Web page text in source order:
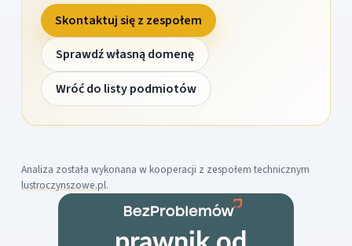
Skontaktuj się z zespołem
Sprawdź własną domenę
Wróć do listy podmiotów
Analiza została wykonana w kooperacji z zespołem technicznym
lustroczynszowe.pl.